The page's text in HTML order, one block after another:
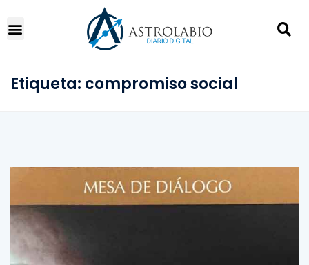
Etiqueta: compromiso social